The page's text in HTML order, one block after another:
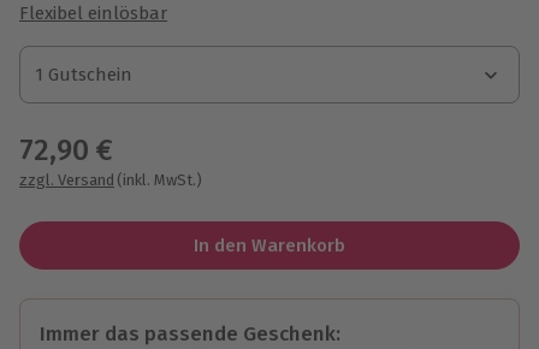
Flexibel einlösbar
1 Gutschein
1 Gutschein
1 Gutschein
72,90 €
zzgl. Versand (inkl. MwSt.)
In den Warenkorb
Immer das passende Geschenk: